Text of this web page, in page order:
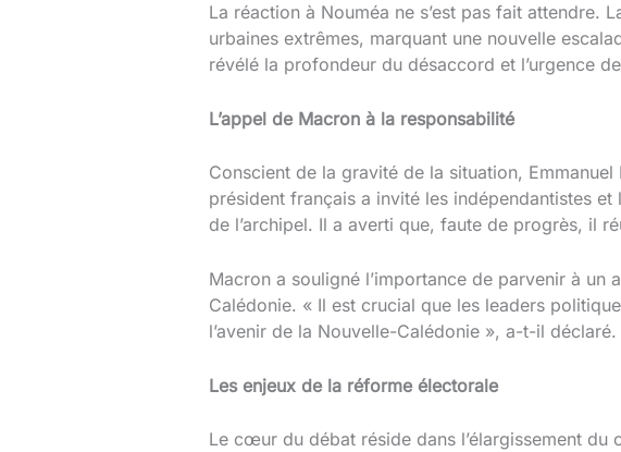
La réaction à Nouméa ne s’est pas fait attendre.
urbaines extrêmes, marquant une nouvelle
révélé la profondeur du désaccord et l’urgence
L’appel de Macron à la responsabilité
Conscient de la gravité de la situation,
président français a invité les indépendantistes
de l’archipel. Il a averti que, faute de progrès, il
Macron a souligné l’importance de parvenir à
Calédonie. « Il est crucial que les leaders
l’avenir de la Nouvelle-Calédonie », a-t-il déclaré.
Les enjeux de la réforme électorale
Le cœur du débat réside dans l’élargissement